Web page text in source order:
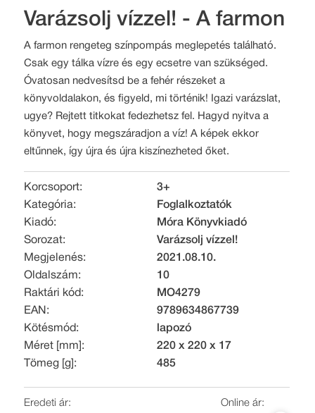
Varázsolj vízzel! - A farmon
A farmon rengeteg színpompás meglepetés található.
Csak egy tálka vízre és egy ecsetre van szükséged.
Óvatosan nedvesítsd be a fehér részeket a
könyvoldalakon, és figyeld, mi történik! Igazi varázslat,
ugye? Rejtett titkokat fedezhetsz fel. Hagyd nyitva a
könyvet, hogy megszáradjon a víz! A képek ekkor
eltűnnek, így újra és újra kiszínezheted őket.
Korcsoport:
3+
Kategória:
Foglalkoztatók
Kiadó:
Móra Könyvkiadó
Sorozat:
Varázsolj vízzel!
Megjelenés:
2021.08.10.
Oldalszám:
10
Raktári kód:
MO4279
EAN:
9789634867739
Kötésmód:
lapozó
Méret [mm]:
220 x 220 x 17
Tömeg [g]:
485
Eredeti ár:
Online ár: